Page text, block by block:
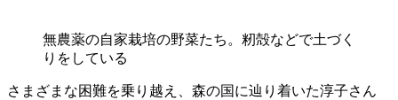
無農薬の自家栽培の野菜たち。籾殻などで土づく
りをしている
さまざまな困難を乗り越え、森の国に辿り着いた淳子さん